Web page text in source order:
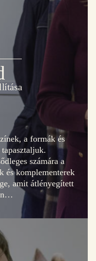
a formák és
tapasztaljuk.
számára a
és komplementerek
amit átlényegített